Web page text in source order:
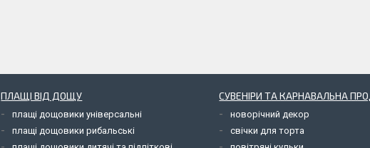
ПЛАЩІ ВІД ДОЩУ
плащі дощовики універсальні
плащі дощовики рибальські
СУВЕНІРИ ТА КАРНАВАЛЬНА
новорічний декор
свічки для торта